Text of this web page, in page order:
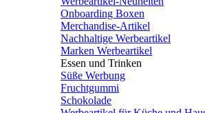
Onboarding Boxen
Merchandise-Artikel
Nachhaltige Werbeartikel
Marken Werbeartikel
Essen und Trinken
Süße Werbung
Fruchtgummi
Schokolade